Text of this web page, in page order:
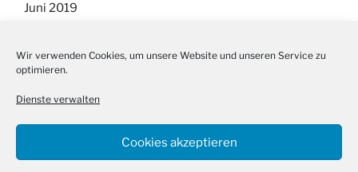
Wir verwenden Cookies, um unsere Website und unseren Service zu
optimieren.
Dienste verwalten
Cookies akzeptieren
Juni 2019
August 2018